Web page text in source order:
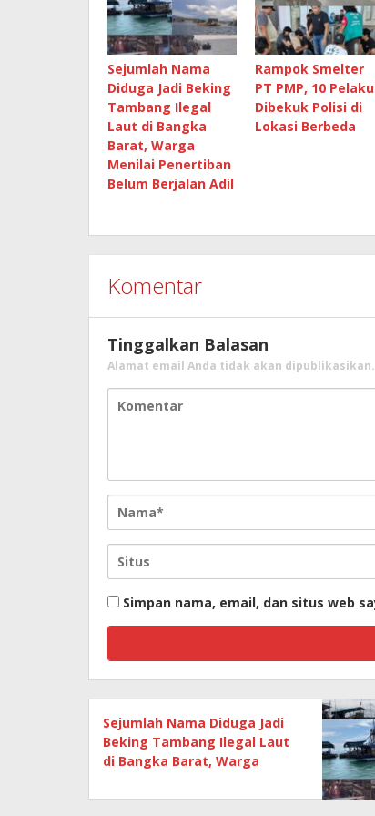
Sejumlah Nama
Diduga Jadi Beking
Tambang Ilegal
Laut di Bangka
Barat, Warga
Menilai Penertiban
Belum Berjalan Adil
Rampok Smelter
PT PMP, 10 Pelaku
Dibekuk Polisi di
Lokasi Berbeda
Komentar
Tinggalkan Balasan
Alamat email Anda tidak akan dipublikasikan.
Simpan nama, email, dan situs web
Sejumlah Nama Diduga Jadi
Beking Tambang Ilegal Laut
di Bangka Barat, Warga
Berjalan Adil